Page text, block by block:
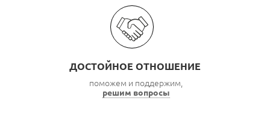
ДОСТОЙНОЕ ОТНОШЕНИЕ
поможем и поддержим,
решим вопросы